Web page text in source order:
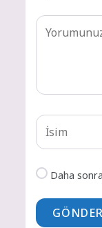
Daha
GÖNDER